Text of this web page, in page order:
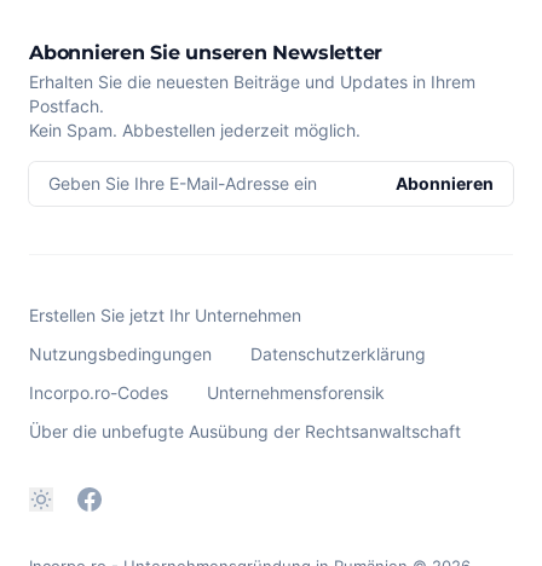
Abonnieren Sie unseren Newsletter
Erhalten Sie die neuesten Beiträge und Updates in Ihrem
Postfach.
Kein Spam. Abbestellen jederzeit möglich.
Geben Sie Ihre E-Mail-Adresse ein Abonnieren
Erstellen Sie jetzt Ihr Unternehmen
Nutzungsbedingungen
Datenschutzerklärung
Incorpo.ro-Codes
Unternehmensforensik
Über die unbefugte Ausübung der Rechtsanwaltschaft